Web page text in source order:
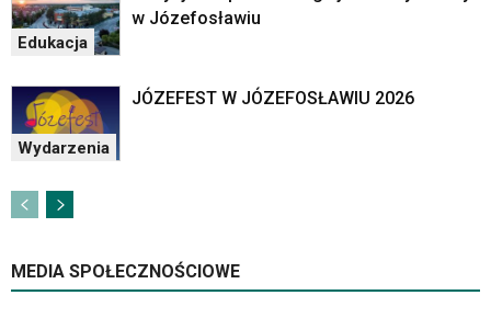
Edukacja
w Józefosławiu
Wydarzenia
JÓZEFEST W JÓZEFOSŁAWIU 2026
MEDIA SPOŁECZNOŚCIOWE